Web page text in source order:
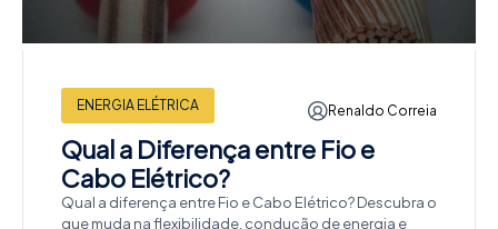
ENERGIA ELÉTRICA Renaldo Correia
Qual a Diferença entre Fio e
Cabo Elétrico?
Qual a diferença entre Fio e Cabo Elétrico? Descubra o
que muda na flexibilidade, condução de energia e